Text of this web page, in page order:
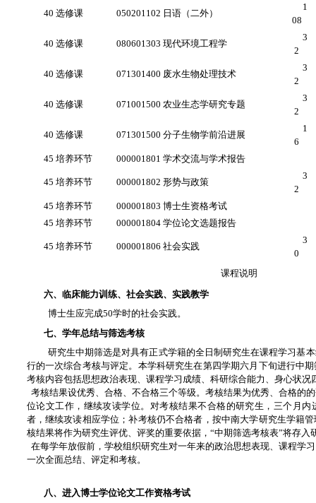
40 选修课 050201102 日语（二外）
1
08
40 选修课 080601303 现代环境工程学
3
2
40 选修课 071301400 废水生物处理技术
3
2
40 选修课 071001500 农业生态学研究专题
3
2
40 选修课 071301500 分子生物学前沿进展
1
6
45 培养环节
000001801 学术交流与学术报告
45 培养环节 000001802 形势与政策
3
2
45 培养环节
000001803 博士生资格考试
45 培养环节
000001804 学位论文选题报告
45 培养环节 000001806 社会实践
3
0
课程说明
六、临床能力训练、社会实践、实践教学
博士生应完成50学时的社会实践。
七、学年总结与筛选考核
研究生中期筛选是对具有正式学籍的全日制研究生在课程学习基
行的一次综合考核与评定。本学科研究生在第四学期六月下旬进行中
考核内容包括思想政治表现、课程学习成绩、科研综合能力、身心状况
考核结果设优秀、合格、不合格三个等级。考核结果为优秀、合格的
位论文工作，继续攻读学位。对考核结果不合格的研究生，三个月内
者，继续攻读相应学位；补考核仍不合格者，按中南大学研究生学籍
核结果将作为研究生评优、评奖的重要依据，“中期筛选考核表”将存入
在每学年放假前，学校组织研究生对一年来的政治思想表现、课程学
一次全面总结、评定和考核。
八、进入博士学位论文工作资格考试